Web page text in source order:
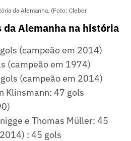
da Alemanha. (Foto: Cleber
Alemanha na história
(campeão em 2014)
(campeão em 1974)
(campeão em 2014)
Klinsmann: 47 gols
e Thomas Müller: 45
: 45 gols